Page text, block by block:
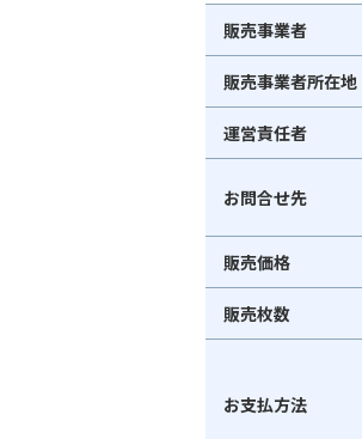
販売事業者
販売事業者所在地
運営責任者
お問合せ先
販売価格
販売枚数
お支払方法